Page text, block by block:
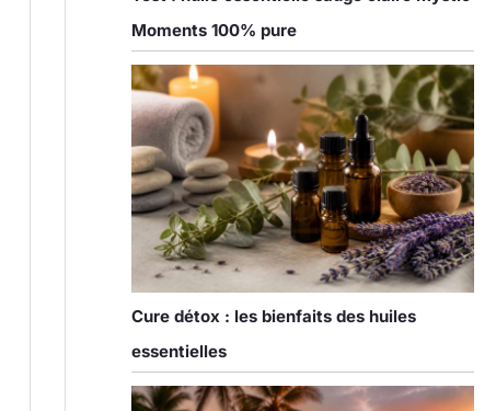
Moments 100% pure
Cure détox : les bienfaits des huiles
essentielles